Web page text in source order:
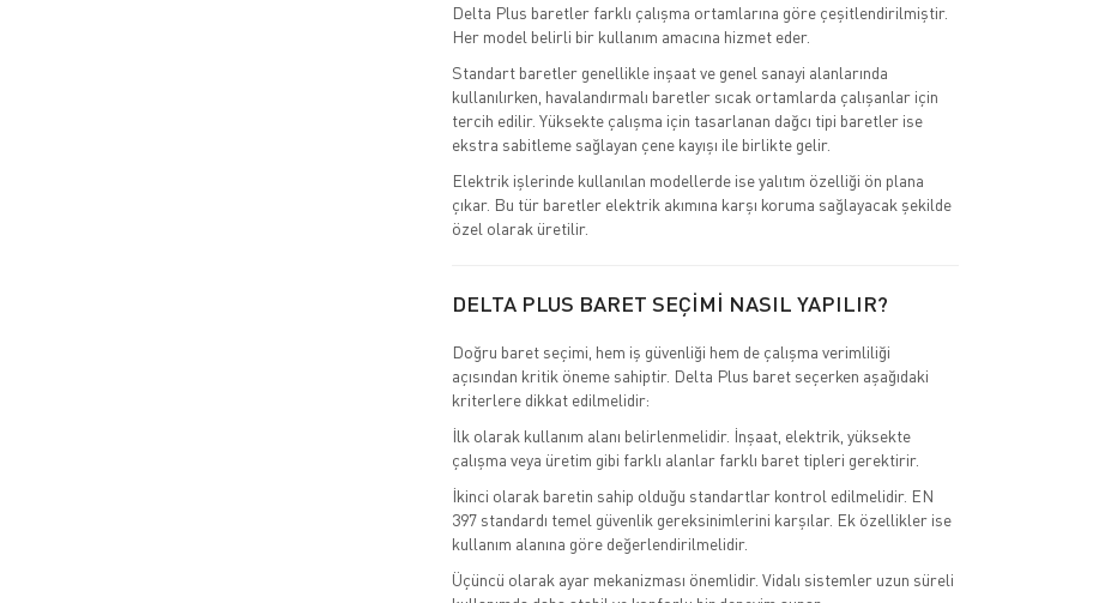
Delta Plus baretler farklı çalışma ortamlarına göre çeşitlendirilmiştir.
Her model belirli bir kullanım amacına hizmet eder.
Standart baretler genellikle inşaat ve genel sanayi alanlarında
kullanılırken, havalandırmalı baretler sıcak ortamlarda çalışanlar için
tercih edilir. Yüksekte çalışma için tasarlanan dağcı tipi baretler ise
ekstra sabitleme sağlayan çene kayışı ile birlikte gelir.
Elektrik işlerinde kullanılan modellerde ise yalıtım özelliği ön plana
çıkar. Bu tür baretler elektrik akımına karşı koruma sağlayacak şekilde
özel olarak üretilir.
DELTA PLUS BARET SEÇİMİ NASIL YAPILIR?
Doğru baret seçimi, hem iş güvenliği hem de çalışma verimliliği
açısından kritik öneme sahiptir. Delta Plus baret seçerken aşağıdaki
kriterlere dikkat edilmelidir:
İlk olarak kullanım alanı belirlenmelidir. İnşaat, elektrik, yüksekte
çalışma veya üretim gibi farklı alanlar farklı baret tipleri gerektirir.
İkinci olarak baretin sahip olduğu standartlar kontrol edilmelidir. EN
397 standardı temel güvenlik gereksinimlerini karşılar. Ek özellikler ise
kullanım alanına göre değerlendirilmelidir.
Üçüncü olarak ayar mekanizması önemlidir. Vidalı sistemler uzun süreli